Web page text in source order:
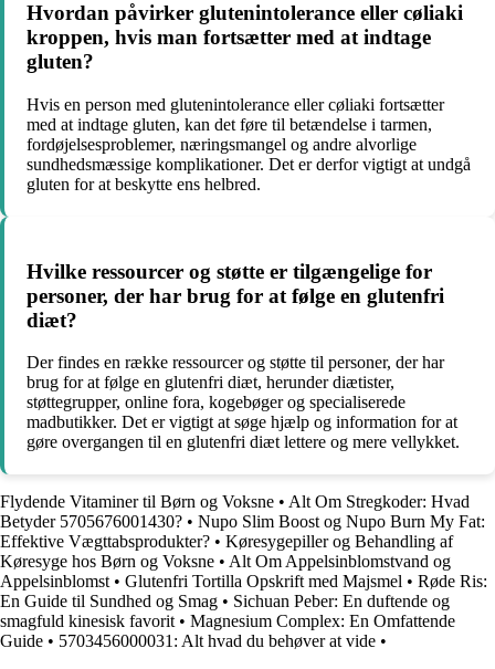
Hvordan påvirker glutenintolerance eller cøliaki
kroppen, hvis man fortsætter med at indtage
gluten?
Hvis en person med glutenintolerance eller cøliaki fortsætter
med at indtage gluten, kan det føre til betændelse i tarmen,
fordøjelsesproblemer, næringsmangel og andre alvorlige
sundhedsmæssige komplikationer. Det er derfor vigtigt at undgå
gluten for at beskytte ens helbred.
Hvilke ressourcer og støtte er tilgængelige for
personer, der har brug for at følge en glutenfri
diæt?
Der findes en række ressourcer og støtte til personer, der har
brug for at følge en glutenfri diæt, herunder diætister,
støttegrupper, online fora, kogebøger og specialiserede
madbutikker. Det er vigtigt at søge hjælp og information for at
gøre overgangen til en glutenfri diæt lettere og mere vellykket.
Flydende Vitaminer til Børn og Voksne • Alt Om Stregkoder: Hvad
Betyder 5705676001430? • Nupo Slim Boost og Nupo Burn My Fat:
Effektive Vægttabsprodukter? • Køresygepiller og Behandling af
Køresyge hos Børn og Voksne • Alt Om Appelsinblomstvand og
Appelsinblomst• Glutenfri Tortilla Opskrift med Majsmel • Røde Ris:
En Guide til Sundhed og Smag • Sichuan Peber: En duftende og
smagfuld kinesisk favorit• Magnesium Complex: En Omfattende
Guide • 5703456000031: Alt hvad du behøver at vide •